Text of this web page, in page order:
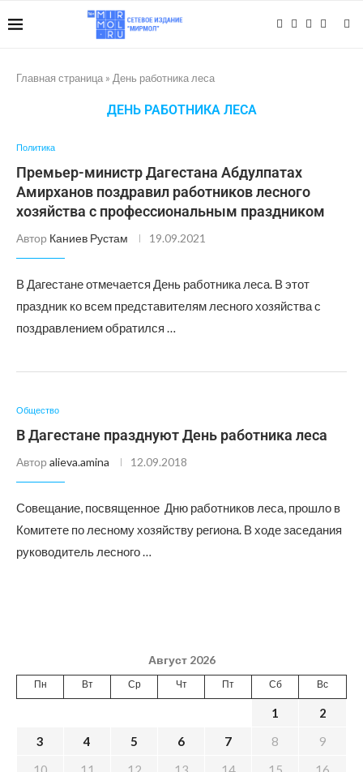
Главная страница » День работника леса
ДЕНЬ РАБОТНИКА ЛЕСА
Политика
Премьер-министр Дагестана Абдулпатах
Амирханов поздравил работников лесного
хозяйства с профессиональным праздником
Автор Каниев Рустам 19.09.2021
В Дагестане отмечается День работника леса. В этот
праздник ко всем представителям лесного хозяйства с
поздравлением обратился …
Общество
В Дагестане празднуют День работника леса
Автор alieva.amina 12.09.2018
Совещание, посвященное Дню работников леса, прошло в
Комитете по лесному хозяйству региона. В ходе заседания
руководитель лесного …
Август 2026
Пн Вт Ср Чт Пт Сб Вс
1
2
3
4 5 6 7 8
9